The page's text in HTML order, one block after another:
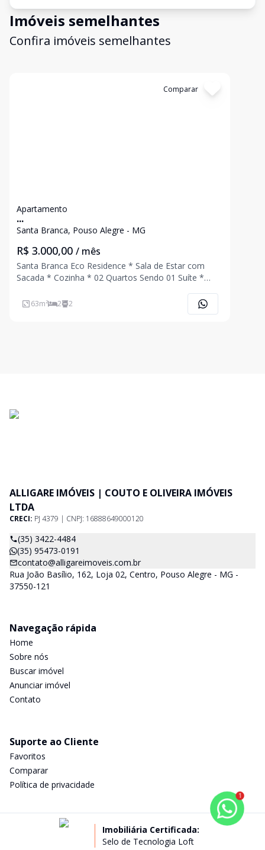
Imóveis semelhantes
Confira imóveis semelhantes
Comparar
Apartamento
...
Santa Branca, Pouso Alegre - MG
R$ 3.000,00 / mês
Santa Branca Eco Residence * Sala de Estar com
Sacada * Cozinha * 02 Quartos Sendo 01 Suíte *
Vaga de Garagem Coberta * Edifício com Elevador
63m² 2 2
ALLIGARE IMÓVEIS | COUTO E OLIVEIRA IMÓVEIS
LTDA
CRECI: PJ 4379 | CNPJ: 16888649000120
(35) 3422-4484
(35) 95473-0191
contato@alligareimoveis.com.br
Rua João Basílio, 162, Loja 02, Centro, Pouso Alegre - MG -
37550-121
Navegação rápida
Home
Sobre nós
Buscar imóvel
Anunciar imóvel
Contato
Suporte ao Cliente
Favoritos
Comparar
Política de privacidade
Imobiliária Certificada:
Selo de Tecnologia Loft
1